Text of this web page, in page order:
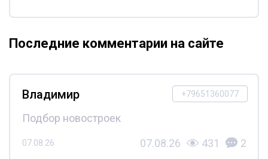
Последние комментарии на сайте
+79651360077
Владимир
Подбор новостроек
07.08.26 07.08.26 431 2